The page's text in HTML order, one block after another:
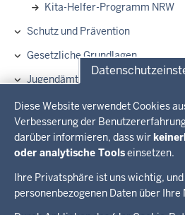
Diese Website verwendet Cookies
Verbesserung der
darüber informieren, dass wir
oder analytische Toolseinsetzen.
Ihre Privatsphäre ist uns wichtig,
personenbezogenen Daten über
Kita-Helfer-Programm NRW
Schutz und Prävention
Gesetzliche Grundlagen
Jugendämter
Landeskinderschutzgesetz
Arbeiten in der Kita
#WTFuture – Kampagne für die